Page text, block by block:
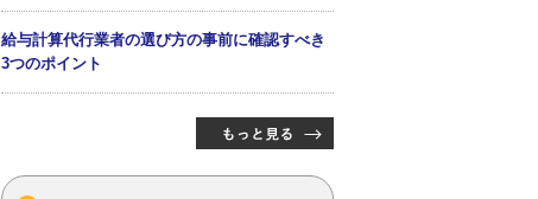
給与計算代行業者の選び方の事前に確認すべき
3つのポイント